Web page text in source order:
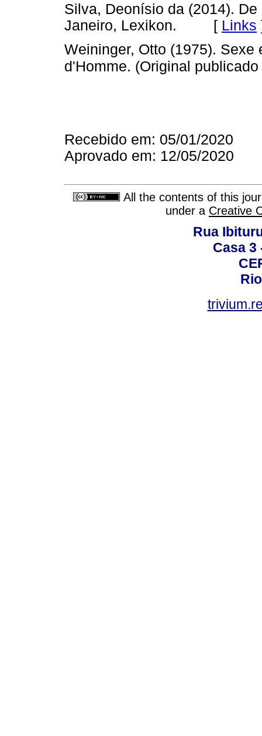
Silva, Deonísio da (2014).
Janeiro, Lexikon. [ Links
Weininger, Otto (1975).
d'Homme. (Original
Recebido em: 05/01/2020
Aprovado em: 12/05/2020
All the contents of this
under a Creative
Rua
Casa 3